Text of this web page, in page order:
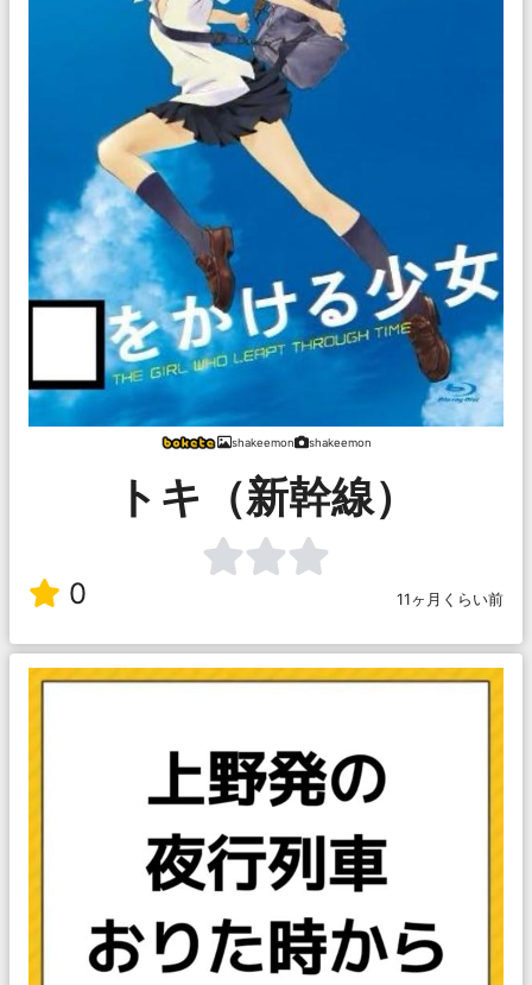
shakeemon shakeemon
トキ（新幹線）
0 11ヶ月くらい前